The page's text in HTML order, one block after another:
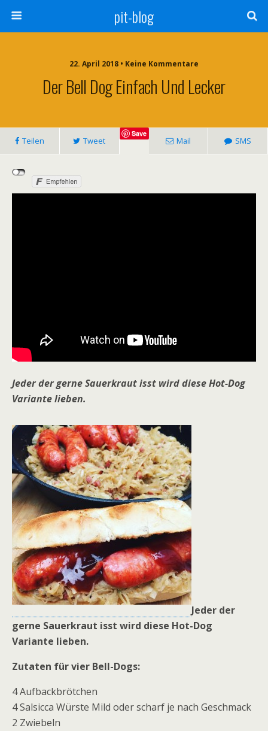
pit-blog
22. April 2018 • Keine Kommentare
Der Bell Dog Einfach Und Lecker
Teilen Tweet
Save
Mail SMS
Jeder der gerne Sauerkraut isst wird diese Hot-Dog
Variante lieben.
Jeder der
gerne Sauerkraut isst wird diese Hot-Dog
Variante lieben.
Zutaten für vier Bell-Dogs:
4 Aufbackbrötchen
4 Salsicca Würste Mild oder scharf je nach Geschmack
2 Zwiebeln